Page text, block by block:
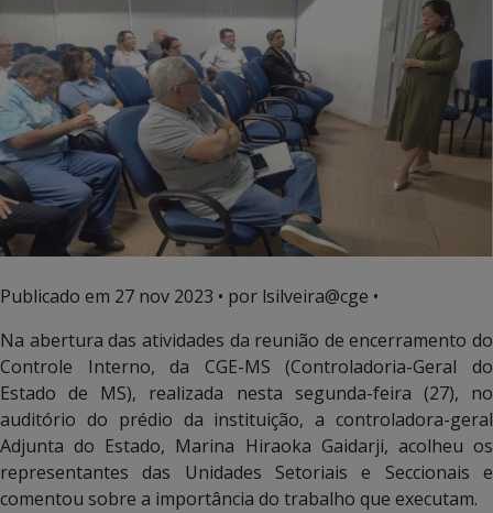
Publicado em 27 nov 2023 • por lsilveira@cge •
Na abertura das atividades da reunião de encerramento do
Controle Interno, da CGE-MS (Controladoria-Geral do
Estado de MS), realizada nesta segunda-feira (27), no
auditório do prédio da instituição, a controladora-geral
Adjunta do Estado, Marina Hiraoka Gaidarji, acolheu os
representantes das Unidades Setoriais e Seccionais e
comentou sobre a importância do trabalho que executam.